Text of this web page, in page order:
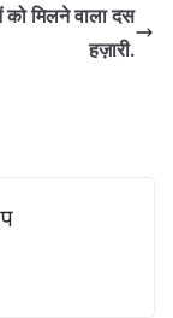
को मिलने वाला दस
हज़ारी.